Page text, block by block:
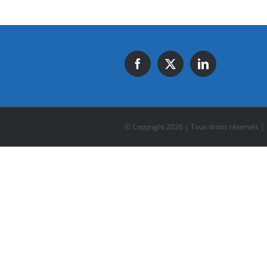
© Copyright 2026 | Tous droits réservés |